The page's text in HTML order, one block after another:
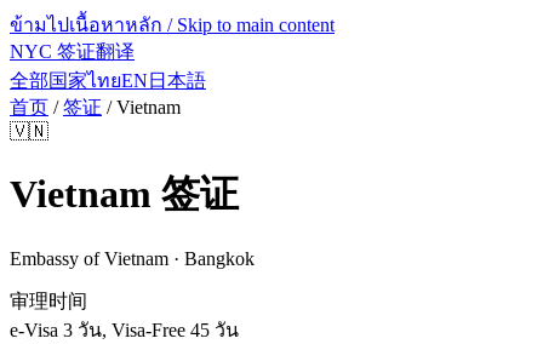
ข้ามไปเนื้อหาหลัก / Skip to main content
NYC 签证翻译
全部国家ไทยEN 日本語
首页 /签证 /Vietnam
🇻🇳
Vietnam 签证
Embassy of Vietnam · Bangkok
审理时间
e-Visa 3 วัน, Visa-Free 45 วัน